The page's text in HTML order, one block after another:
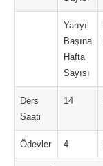
Yarıyıl
Başına
Hafta
Sayısı
Ders
Saati
14
Ödevler 4